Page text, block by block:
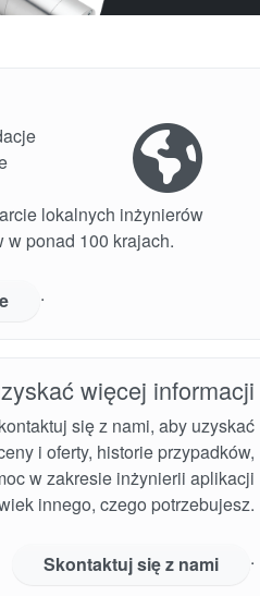
lokalnych inżynierów
w ponad 100 krajach.
.
więcej informacji
się z nami, aby uzyskać
i oferty, historie przypadków,
w zakresie inżynierii aplikacji
innego, czego potrzebujesz.
Skontaktuj się z nami .